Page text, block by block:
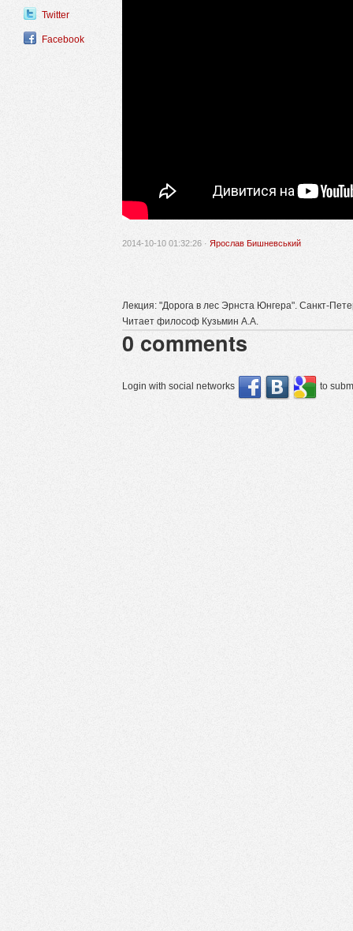
Twitter
Facebook
2014-10-10 01:32:26 · Ярослав Бишневський
Лекция: "Дорога в лес Эрнста Юнгера". Санкт-
Читает философ Кузьмин А.А.
0 comments
Login with social networks to